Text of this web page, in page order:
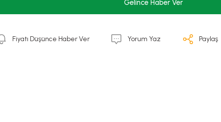
Gelince Haber Ver
Fiyatı Düşünce Haber Ver Yorum Yaz Paylaş